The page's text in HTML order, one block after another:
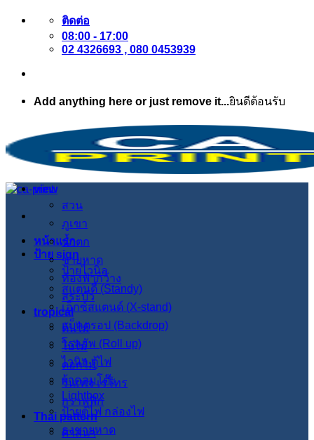
ข้าม
เนื้อหา
ติดต่อ
08:00 - 17:00
02 4326693 , 080 0453939
Add anything here or just remove it...ยินดีต้อนรับ
หน้าแรก
ป้าย sign
ป้ายไวนิล
สแตนดี้ (Standy)
เอ็กซ์สแตนด์ (X-stand)
แบ็คดรอป (Backdrop)
โรลอัพ (Roll up)
ไวนิล ตู้ไฟ
ผ้าคลุมโต๊ะ
Lightbox
ป้ายตู้ไฟ กล่องไฟ
ธงชายหาด
view
สวน
ภูเขา
น้ำตก
ชายหาด
ท้องฟ้ากว้าง
สระบัว
tropical
ต้นไม้
ใบไม้
ดอกไม้
วินเทจ เรโทร
กราฟฟิก
Thai pattern
ศาสนา